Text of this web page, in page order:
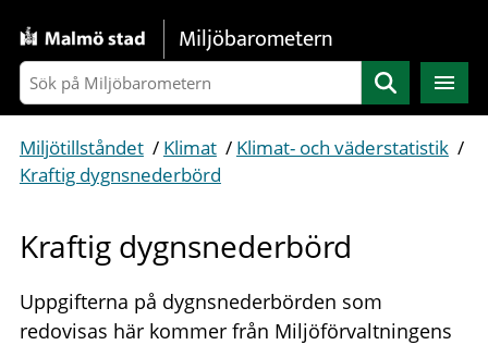
Gå direkt till sidans innehåll
Miljöbarometern
Sök
Miljötillståndet / Klimat / Klimat- och väderstatistik /
Kraftig dygnsnederbörd
Kraftig dygnsnederbörd
Uppgifterna på dygnsnederbörden som
redovisas här kommer från Miljöförvaltningens